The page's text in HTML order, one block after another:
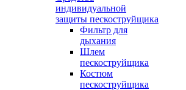
индивидуальной
защиты пескоструйщика
Фильтр для
дыхания
Шлем
пескоструйщика
Костюм
пескоструйщика